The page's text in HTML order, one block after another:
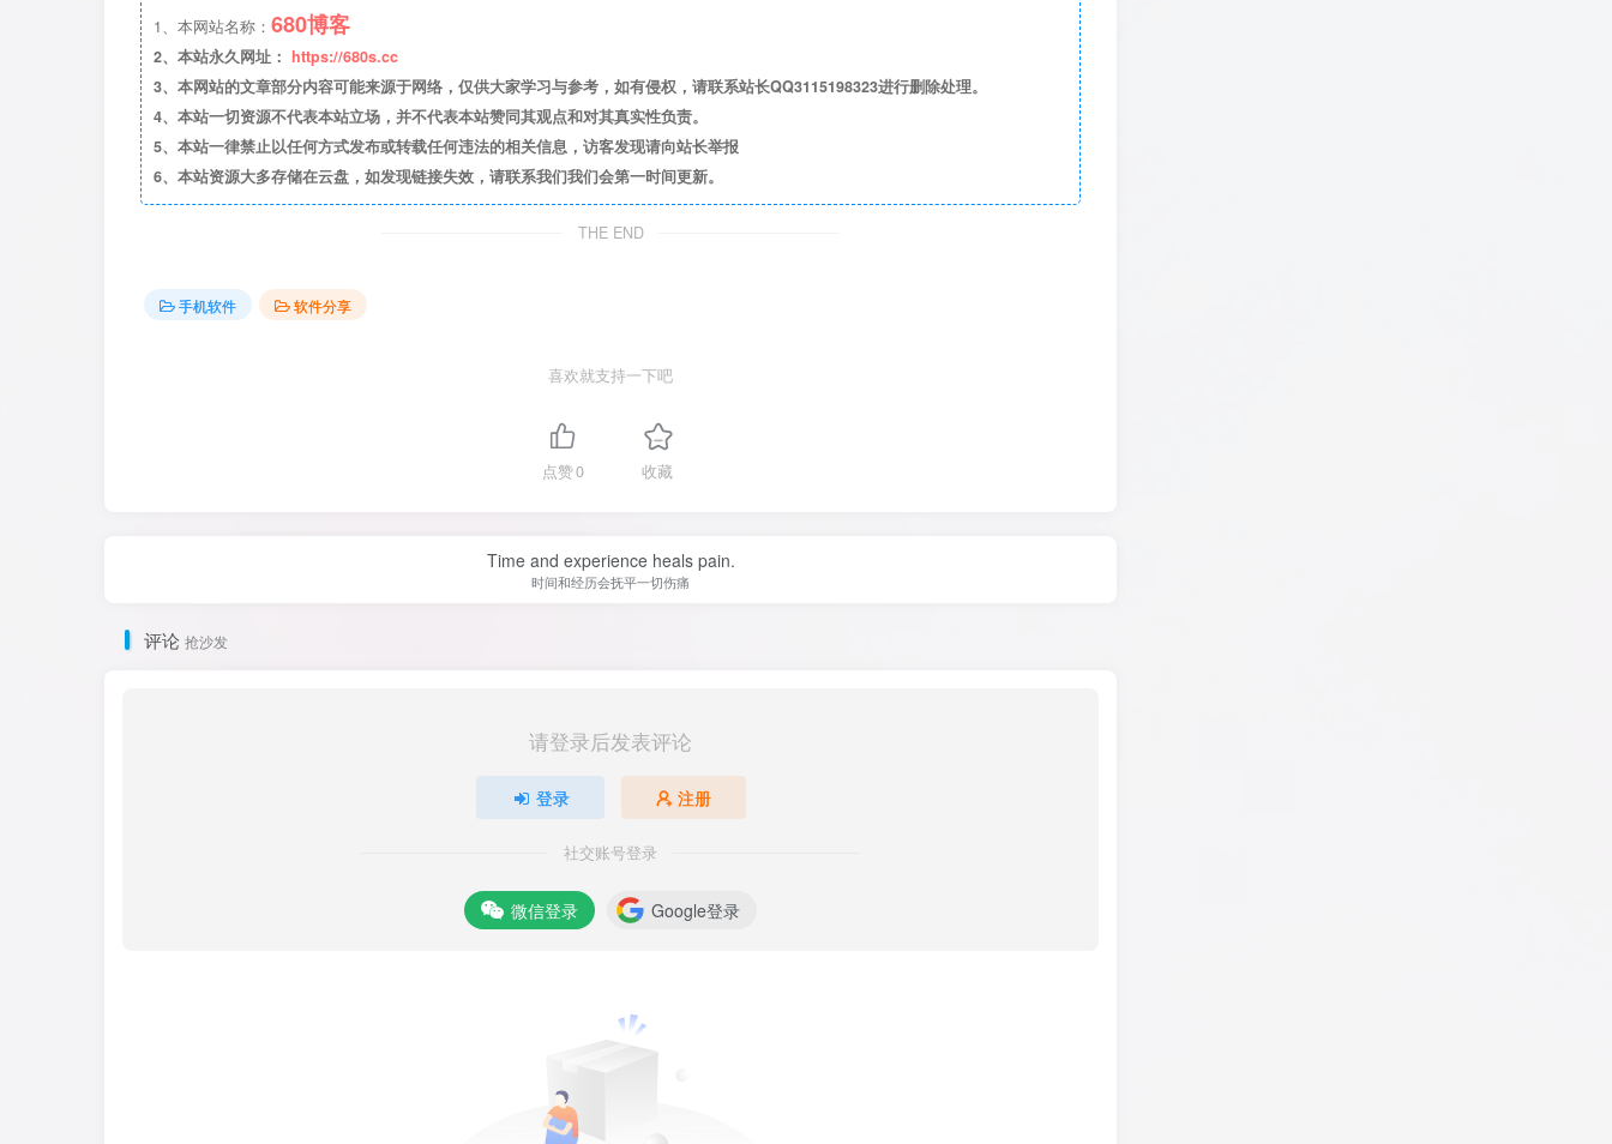
1、本网站名称： 680博客
2、本站永久网址： https://680s.cc
3、本网站的文章部分内容可能来源于网络，仅供大家学习与参考，如有侵权，请联系站长QQ3115198323进行删除处理。
4、本站一切资源不代表本站立场，并不代表本站赞同其观点和对其真实性负责。
5、本站一律禁止以任何方式发布或转载任何违法的相关信息，访客发现请向站长举报
6、本站资源大多存储在云盘，如发现链接失效，请联系我们我们会第一时间更新。
THE END
手机软件 软件分享
喜欢就支持一下吧
点赞0 收藏
Time and experience heals pain.
时间和经历会抚平一切伤痛
评论 抢沙发
请登录后发表评论
登录 注册
社交账号登录
微信登录 Google登录